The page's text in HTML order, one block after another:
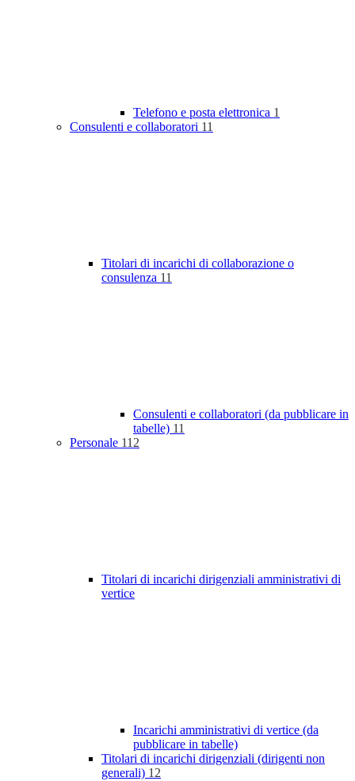
Telefono e posta elettronica 1
Consulenti e collaboratori 11
Titolari di incarichi di collaborazione o
consulenza 11
Consulenti e collaboratori (da pubblicare in
tabelle) 11
Personale 112
Titolari di incarichi dirigenziali amministrativi di
vertice
Incarichi amministrativi di vertice (da
pubblicare in tabelle)
Titolari di incarichi dirigenziali (dirigenti non
generali) 12